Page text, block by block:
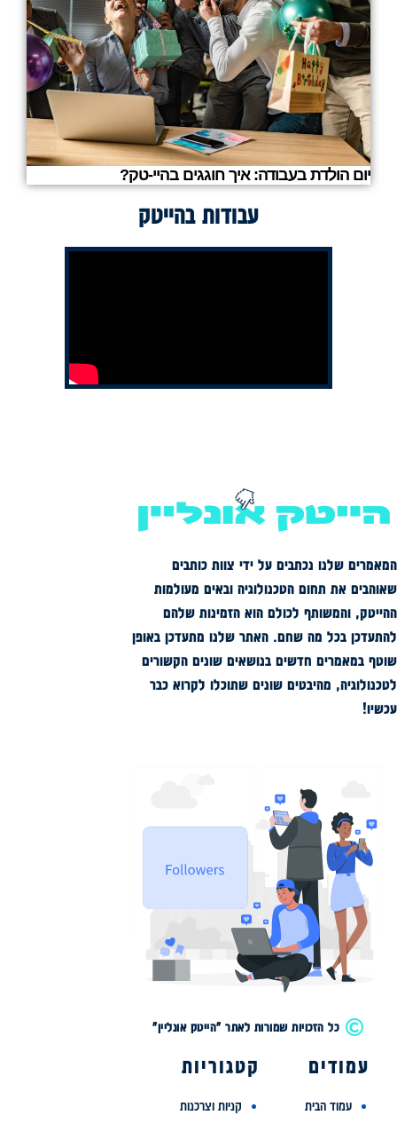
יום הולדת בעבודה: איך חוגגים בהיי-טק?
עבודות בהייטק
המאמרים שלנו נכתבים על ידי צוות כותבים
שאוהבים את תחום הטכנולוגיה ובאים מעולמות
ההייטק, והמשותף לכולם הוא הזמינות שלהם
להתעדכן בכל מה שחם. האתר שלנו מתעדכן באופן
שוטף במאמרים חדשים בנושאים שונים הקשורים
לטכנולוגיה, מהיבטים שונים שתוכלו לקרוא כבר
עכשיו!
כל הזכויות שמורות לאתר "הייטק אונליין"
עמודים
עמוד הבית
קטגוריות
קניות וצרכנות